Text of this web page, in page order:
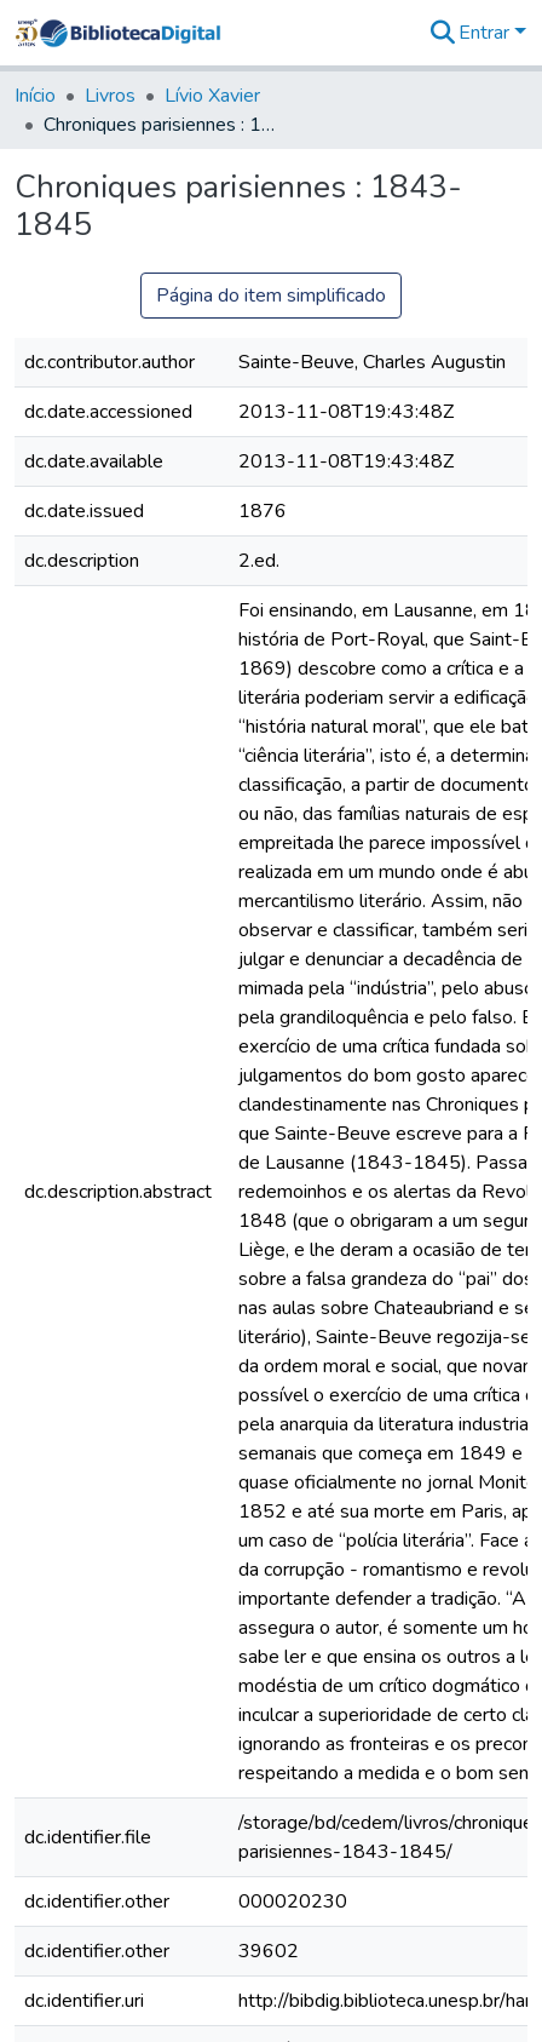
&
Coleções
Tudo na
Digital
Entrar
Início Livros
Lívio Xavier
Chroniques parisiennes : 1843-1845
Chroniques parisiennes : 1843-
1845
Página do item simplificado
dc.contributor.author
Sainte-Beuve, Charles Augustin
dc.date.accessioned
2013-11-08T19:43:48Z
dc.date.available
2013-11-08T19:43:48Z
dc.date.issued
1876
dc.description
2.ed.
dc.description.abstract
Foi ensinando, em Lausanne, em
história de Port-Royal, que Saint-
1869) descobre como a crítica e a
literária poderiam servir a
“história natural moral”, que ele
“ciência literária”, isto é, a
classificação, a partir de
ou não, das famílias naturais de
empreitada lhe parece impossível
realizada em um mundo onde é
mercantilismo literário. Assim, não
observar e classificar, também
julgar e denunciar a decadência de
mimada pela “indústria”, pelo abuso
pela grandiloquência e pelo falso.
exercício de uma crítica fundada
julgamentos do bom gosto aparece
clandestinamente nas Chroniques
que Sainte-Beuve escreve para a
de Lausanne (1843-1845).
redemoinhos e os alertas da
1848 (que o obrigaram a um
Liège, e lhe deram a ocasião de ter
sobre a falsa grandeza do “pai” dos
nas aulas sobre Chateaubriand e
literário), Sainte-Beuve regozija-se
da ordem moral e social, que
possível o exercício de uma crítica
pela anarquia da literatura
semanais que começa em 1849 e
quase oficialmente no jornal
1852 e até sua morte em Paris,
um caso de “polícia literária”. Face
da corrupção - romantismo e
importante defender a tradição. “A
assegura o autor, é somente um
sabe ler e que ensina os outros a
modéstia de um crítico dogmático
inculcar a superioridade de certo
ignorando as fronteiras e os
respeitando a medida e o bom
dc.identifier.file
/storage/bd/cedem/livros/
parisiennes-1843-1845/
dc.identifier.other
000020230
dc.identifier.other
39602
dc.identifier.uri
http://bibdig.biblioteca.unesp.br/